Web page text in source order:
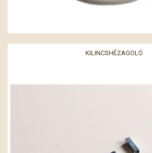
KILINCSHÉZAGOLÓ